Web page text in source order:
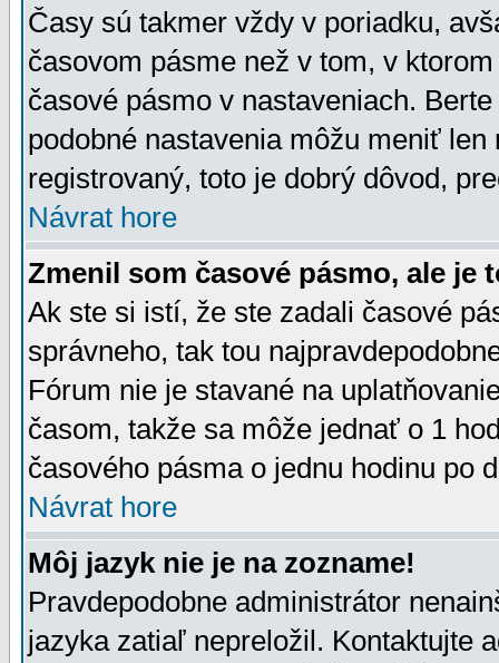
Časy sú takmer vždy v poriadku,
časovom pásme než v tom, v
časové pásmo v nastaveniach.
podobné nastavenia môžu meniť
registrovaný, toto je dobrý dôvod,
Návrat hore
Zmenil som časové pásmo, ale je
Ak ste si istí, že ste zadali časové
správneho, tak tou
Fórum nie je stavané na
časom, takže sa môže jednať o 1
časového pásma o jednu hodinu po
Návrat hore
Môj jazyk nie je na zozname!
Pravdepodobne administrátor
jazyka zatiaľ nepreložil. Kontaktujte